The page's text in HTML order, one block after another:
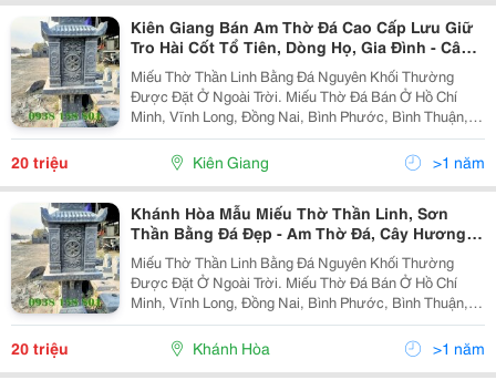
Kiên Giang Bán Am Thờ Đá Cao Cấp Lưu Giữ
Tro Hài Cốt Tổ Tiên, Dòng Họ, Gia Đình - Cây
Hương Đá Đặt Ngoài Sân Đẹp
Miếu Thờ Thần Linh Bằng Đá Nguyên Khối Thường
Được Đặt Ở Ngoài Trời. Miếu Thờ Đá Bán Ở Hồ Chí
Minh, Vĩnh Long, Đồng Nai, Bình Phước, Bình Thuận,
Bình Dương, Long An, Tiền Giang, Đồng Tháp, Tây
Ninh, Quảng Ngãi, Lâm Đồng, Gia Lai, Kontum, Trà
Vinh,...
20 triệu Kiên Giang >1 năm
Khánh Hòa Mẫu Miếu Thờ Thần Linh, Sơn
Thần Bằng Đá Đẹp - Am Thờ Đá, Cây Hương
Đá, Bàn Thờ Thiên Đá.
Miếu Thờ Thần Linh Bằng Đá Nguyên Khối Thường
Được Đặt Ở Ngoài Trời. Miếu Thờ Đá Bán Ở Hồ Chí
Minh, Vĩnh Long, Đồng Nai, Bình Phước, Bình Thuận,
Bình Dương, Long An, Tiền Giang, Đồng Tháp, Tây
Ninh, Quảng Ngãi, Lâm Đồng, Gia Lai, Kontum, Trà
Vinh,...
20 triệu Khánh Hòa >1 năm